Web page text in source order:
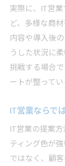
実際に、IT営
ど、多様な商
内容や導入後
うした状況に
挑戦する場合
ートが整って
IT営業ならで
IT営業の提案
ティング色が
ではなく、顧